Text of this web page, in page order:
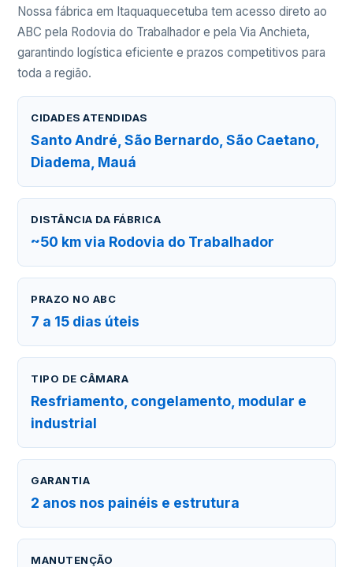
Nossa fábrica em Itaquaquecetuba tem acesso direto ao
ABC pela Rodovia do Trabalhador e pela Via Anchieta,
garantindo logística eficiente e prazos competitivos para
toda a região.
CIDADES ATENDIDAS
Santo André, São Bernardo, São Caetano,
Diadema, Mauá
DISTÂNCIA DA FÁBRICA
~50 km via Rodovia do Trabalhador
PRAZO NO ABC
7 a 15 dias úteis
TIPO DE CÂMARA
Resfriamento, congelamento, modular e
industrial
GARANTIA
2 anos nos painéis e estrutura
MANUTENÇÃO